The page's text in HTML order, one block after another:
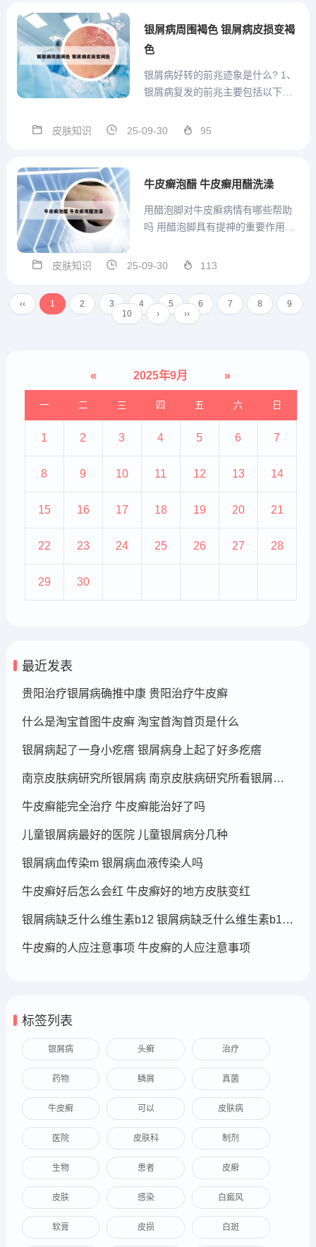
务。临床经验：自1953年毕业以
银屑病周围褐色 银屑病皮损变褐
色
银屑病好转的前兆迹象是什么? 1、
银屑病复发的前兆主要包括以下几
冒、发烧或扁桃体发炎：在银屑病
生活习惯的改变：大量饮酒、抽
能...
皮肤知识 25-09-30 95
牛皮癣泡醋 牛皮癣用醋洗澡
用醋泡脚对牛皮癣病情有哪些帮助
吗 用醋泡脚具有提神的重要作用，
的反射区，通过泡脚，使醋渗透足
回，进一步加强血红蛋白携带氧的
能力，改善身体各部位因疲惫而导
皮肤知识 25-09-30 113
‹‹ 1 2 3 4 5 6 7 8
9
10
› ››
« 2025年9月 »
一 二 三 四 五 六 日
1 2 3 4 5 6 7
8 9 10 11 12 13 14
15 16 17 18 19 20 21
22 23 24 25 26 27 28
29 30
最近发表
贵阳治疗银屑病确推中康 贵阳治疗牛皮癣
什么是淘宝首图牛皮癣 淘宝首淘首页是什么
银屑病起了一身小疙瘩 银屑病身上起了好多疙瘩
南京皮肤病研究所银屑病 南京皮肤病研究所看银屑病哪个医生厉害
牛皮癣能完全治疗 牛皮癣能治好了吗
儿童银屑病最好的医院 儿童银屑病分几种
银屑病血传染m 银屑病血液传染人吗
牛皮癣好后怎么会红 牛皮癣好的地方皮肤变红
银屑病缺乏什么维生素b12 银屑病缺乏什么维生素b12可以补充
牛皮癣的人应注意事项 牛皮癣的人应注意事项
标签列表
银屑病 头癣 治疗
药物 鳞屑 真菌
牛皮癣 可以 皮肤病
医院 皮肤科 制剂
生物 患者 皮癣
皮肤 感染 白癜风
软膏 皮损 白斑